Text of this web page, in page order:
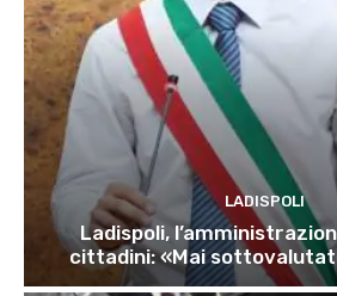
LADISPOLI
Ladispoli,
cittadini: «Mai